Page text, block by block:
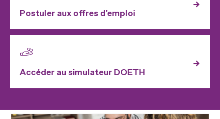
Postuler aux offres d'emploi
Accéder au simulateur DOETH